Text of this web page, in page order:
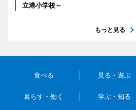
立港小学校～
もっと見る
食べる 見る・遊ぶ
暮らす・働く 学ぶ・知る